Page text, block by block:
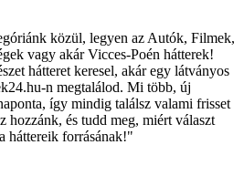
közül, legyen az Autók, Filmek,
vagy akár Vicces-Poén hátterek!
hátteret keresel, akár egy látványos
n megtalálod. Mi több, új
így mindig találsz valami frisset
hozzánk, és tudd meg, miért választ
háttereik forrásának!"